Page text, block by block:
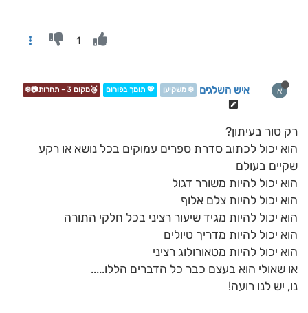
1
א איש השלגים ❄️ משקיען 💖 תומך בפורום 🥉מקום 3 - תחרות📷❄️
רק טור בעיתון?
הוא יכול לכתוב סדרת ספרים עמוקים בכל נושא או רקע
שקיים בעולם
הוא יכול להיות משורר דגול
הוא יכול להיות צלם אלוף
הוא יכול להיות מגיד שיעור רציני בכל חלקי התורה
הוא יכול להיות מדריך טיולים
הוא יכול להיות מטאורולוג רציני
או שאולי הוא בעצם כבר כל הדברים הללו.....
נו, יש לנו רועה!